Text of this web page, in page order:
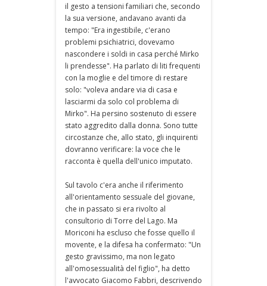
il gesto a tensioni familiari che, secondo
la sua versione, andavano avanti da
tempo: "Era ingestibile, c'erano
problemi psichiatrici, dovevamo
nascondere i soldi in casa perché Mirko
li prendesse". Ha parlato di liti frequenti
con la moglie e del timore di restare
solo: "voleva andare via di casa e
lasciarmi da solo col problema di
Mirko". Ha persino sostenuto di essere
stato aggredito dalla donna. Sono tutte
circostanze che, allo stato, gli inquirenti
dovranno verificare: la voce che le
racconta è quella dell'unico imputato.
Sul tavolo c'era anche il riferimento
all'orientamento sessuale del giovane,
che in passato si era rivolto al
consultorio di Torre del Lago. Ma
Moriconi ha escluso che fosse quello il
movente, e la difesa ha confermato: "Un
gesto gravissimo, ma non legato
all'omosessualità del figlio", ha detto
l'avvocato Giacomo Fabbri, descrivendo